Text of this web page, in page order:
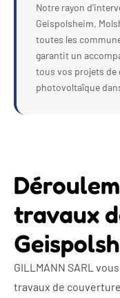
Notre rayon
Geispolsheim,
toutes les
garantit un
tous vos projets de
photovoltaïque
travaux
GILLMANN SARL
travaux de